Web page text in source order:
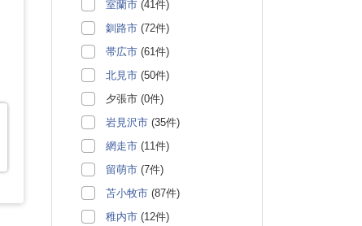
室蘭市 (41件)
釧路市 (72件)
帯広市 (61件)
北見市 (50件)
夕張市 (0件)
岩見沢市 (35件)
網走市 (11件)
留萌市 (7件)
苫小牧市 (87件)
稚内市 (12件)